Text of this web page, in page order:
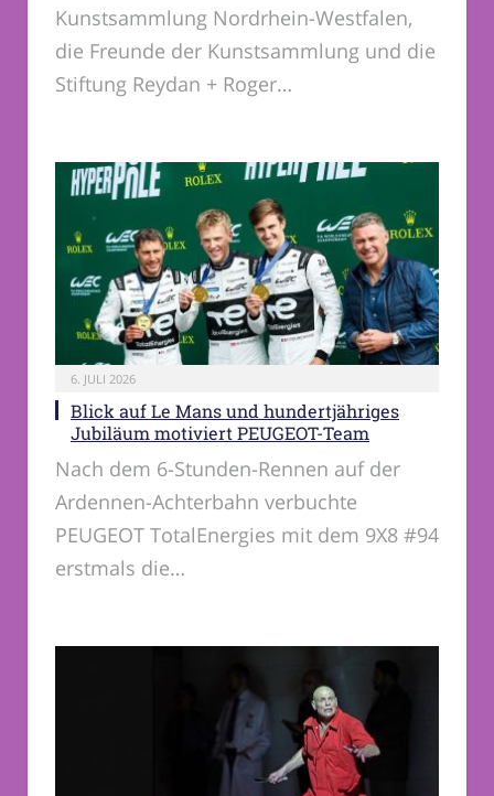
Kunstsammlung Nordrhein-Westfalen,
die Freunde der Kunstsammlung und die
Stiftung Reydan + Roger…
6. JULI 2026
Blick auf Le Mans und hundertjähriges
Jubiläum motiviert PEUGEOT-Team
Nach dem 6-Stunden-Rennen auf der
Ardennen-Achterbahn verbuchte
PEUGEOT TotalEnergies mit dem 9X8 #94
erstmals die…